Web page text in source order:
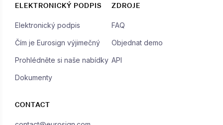
ELEKTRONICKÝ PODPIS
Elektronický podpis
Čím je Eurosign výjimečný
Prohlédněte si naše nabídky
Dokumenty
ZDROJE
FAQ
Objednat demo
API
CONTACT